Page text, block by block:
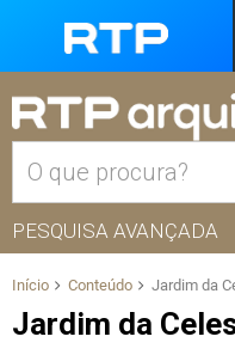
PESQUISA AVANÇADA
Início Conteúdo Jardim da
Jardim da